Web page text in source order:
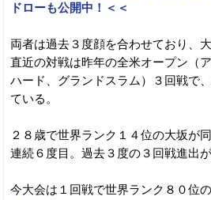
ドローも公開中！＜＜
両者は過去３度顔を合わせており、
直近の対戦は昨年の全米オープン（
ハード、グランドスラム）３回戦で
ている。
２８歳で世界ランク１４位の大坂が
連続６度目。過去３度の３回戦進出
今大会は１回戦で世界ランク８０位の